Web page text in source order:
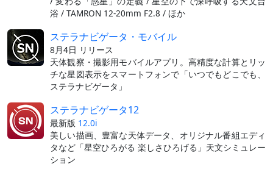
浴 / TAMRON 12-20mm F2.8 / ほか
ステラナビゲータ・モバイル
8月4日 リリース
天体観察・撮影用モバイルアプリ。高精度な計算とリッ
チな星図表示をスマートフォンで「いつでもどこでも、
ステラナビゲータ」
ステラナビゲータ12
最新版 12.0i
美しい描画、豊富な天体データ、オリジナル番組エディ
タなど「星空ひろがる 楽しさひろげる」天文シミュレー
ション